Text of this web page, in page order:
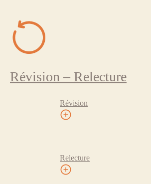
Révision – Relecture
Révision
Relecture